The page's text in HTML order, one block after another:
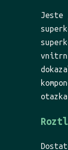
Jeste